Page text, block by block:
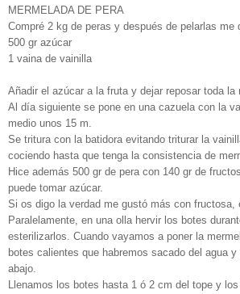
MERMELADA DE PERA
Compré 2 kg de peras y después de pelarlas me
500 gr azúcar
1 vaina de vainilla
Añadir el azúcar a la fruta y dejar reposar toda la
Al día siguiente se pone en una cazuela con la
medio unos 15 m.
Se tritura con la batidora evitando triturar la
cociendo hasta que tenga la consistencia de
Hice además 500 gr de pera con 140 gr de
puede tomar azúcar.
Si os digo la verdad me gustó más con fructosa,
Paralelamente, en una olla hervir los botes
esterilizarlos. Cuando vayamos a poner la
botes calientes que habremos sacado del agua
abajo.
Llenamos los botes hasta 1 ó 2 cm del tope y